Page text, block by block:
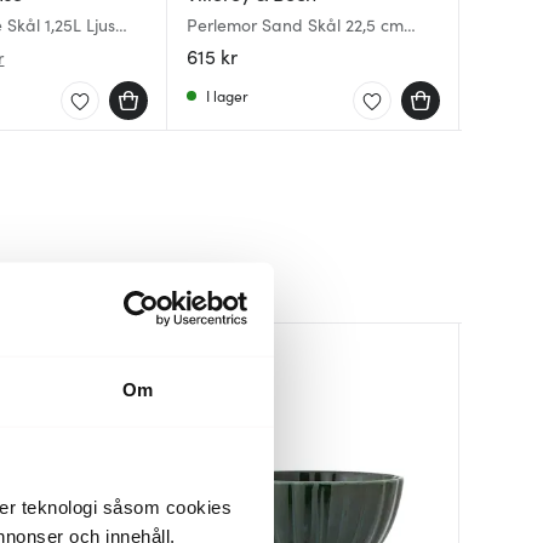
Om
teknologi såsom cookies
och innehåll,
1,25L Ljus
Perlemor Sand Skål 22,5 cm
Beige
615 kr
I lager